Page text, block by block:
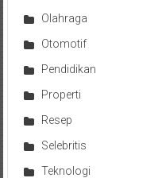
Olahraga
Otomotif
Pendidikan
Properti
Resep
Selebritis
Teknologi